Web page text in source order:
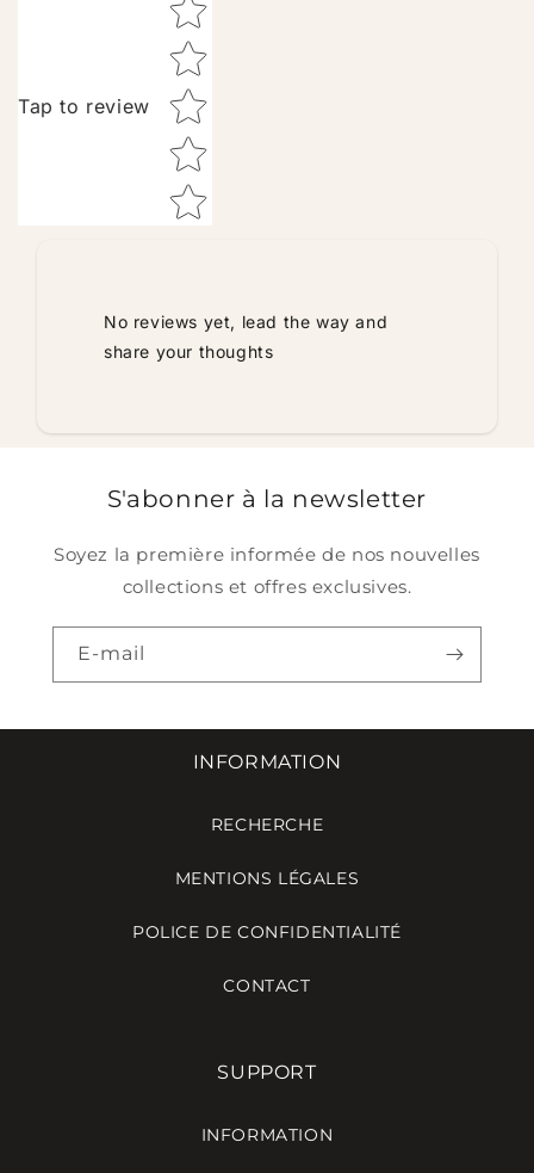
Tap to review
No reviews yet, lead the way and
share your thoughts
S'abonner à la newsletter
Soyez la première informée de nos nouvelles
collections et offres exclusives.
E-mail
INFORMATION
RECHERCHE
MENTIONS LÉGALES
POLICE DE CONFIDENTIALITÉ
CONTACT
SUPPORT
INFORMATION